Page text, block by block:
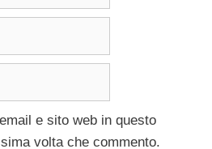
e sito web in questo
volta che commento.